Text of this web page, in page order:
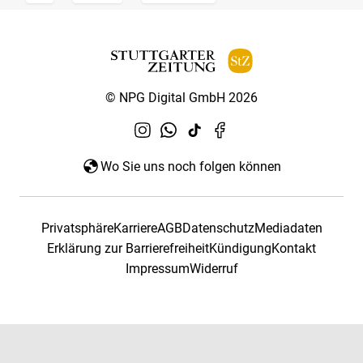
© NPG Digital GmbH 2026
Wo Sie uns noch folgen können
PrivatsphäreKarriereAGBDatenschutzMediadaten
Erklärung zur BarrierefreiheitKündigungKontakt
ImpressumWiderruf